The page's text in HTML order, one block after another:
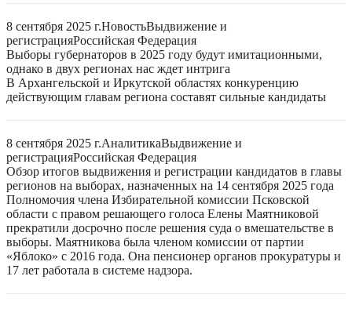
8 сентября 2025 г.НовостьВыдвижение и
регистрацияРоссийская Федерация
Выборы губернаторов в 2025 году будут имитационными,
однако в двух регионах нас ждет интрига
В Архангельской и Иркутской областях конкуренцию
действующим главам региона составят сильные кандидаты
8 сентября 2025 г.АналитикаВыдвижение и
регистрацияРоссийская Федерация
Обзор итогов выдвижения и регистрации кандидатов в главы
регионов на выборах, назначенных на 14 сентября 2025 года
Полномочия члена Избирательной комиссии Псковской
области с правом решающего голоса Елены Маятниковой
прекратили досрочно после решения суда о вмешательстве в
выборы. Маятникова была членом комиссии от партии
«Яблоко» с 2016 года. Она пенсионер органов прокуратуры и
17 лет работала в системе надзора.